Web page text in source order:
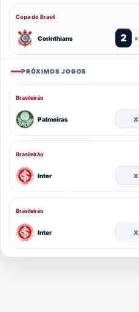
Copa do Brasil
Corinthians 2 x
PRÓXIMOS JOGOS
Brasileirão
Palmeiras x
Brasileirão
Inter x
Brasileirão
Inter x